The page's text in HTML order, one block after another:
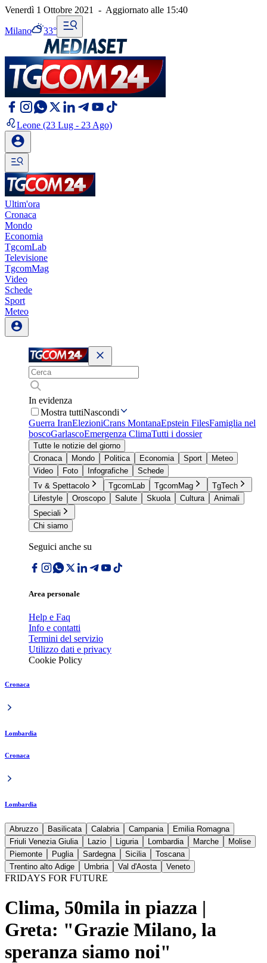
Venerdì 1 Ottobre 2021 - Aggiornato alle 15:40
Milano 33°
Leone (23 Lug - 23 Ago)
Ultim'ora
Cronaca
Mondo
Economia
TgcomLab
Televisione
TgcomMag
Video
Schede
Sport
Meteo
In evidenza
Mostra tuttiNascondi
Guerra IranElezioniCrans MontanaEpstein FilesFamiglia nel
boscoGarlascoEmergenza ClimaTutti i dossier
Tutte le notizie del giorno
Cronaca
Mondo Politica Economia Sport
Meteo
Video
Foto Infografiche
Schede
Tv & Spettacolo
TgcomLab TgcomMag
TgTech
Lifestyle
Oroscopo Salute Skuola Cultura
Animali
Speciali
Chi siamo
Seguici anche su
Area personale
Help e Faq
Info e contatti
Termini del servizio
Utilizzo dati e privacy
Cookie Policy
Cronaca
Lombardia
Cronaca
Lombardia
Abruzzo Basilicata Calabria Campania
Emilia Romagna
Friuli Venezia Giulia
Lazio Liguria Lombardia Marche
Molise
Piemonte
Puglia Sardegna Sicilia
Toscana
Trentino alto Adige
Umbria Val d'Aosta Veneto
FRIDAYS FOR FUTURE
Clima, 50mila in piazza |
Greta: "Grazie Milano, la
speranza siamo noi"